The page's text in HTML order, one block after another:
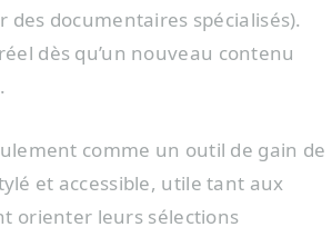
documentaires spécialisés).
dès qu’un nouveau contenu
comme un outil de gain de
et accessible, utile tant aux
orienter leurs sélections